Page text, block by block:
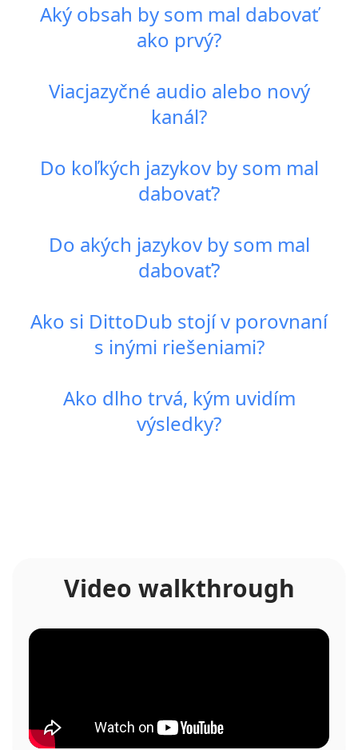
Aký obsah by som mal dabovať
ako prvý?
Viacjazyčné audio alebo nový
kanál?
Do koľkých jazykov by som mal
dabovať?
Do akých jazykov by som mal
dabovať?
Ako si DittoDub stojí v porovnaní
s inými riešeniami?
Ako dlho trvá, kým uvidím
výsledky?
Video walkthrough